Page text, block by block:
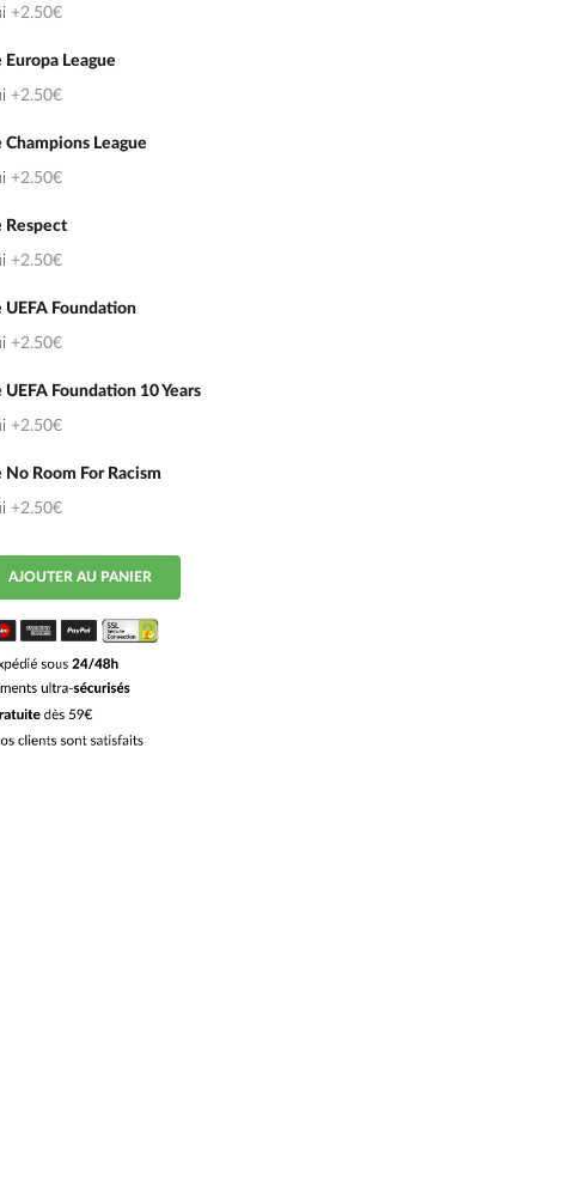
+2.50€
Europa League
+2.50€
Champions League
+2.50€
Respect
+2.50€
UEFA Foundation
+2.50€
UEFA Foundation 10 Years
+2.50€
No Room For Racism
+2.50€
AJOUTER AU PANIER